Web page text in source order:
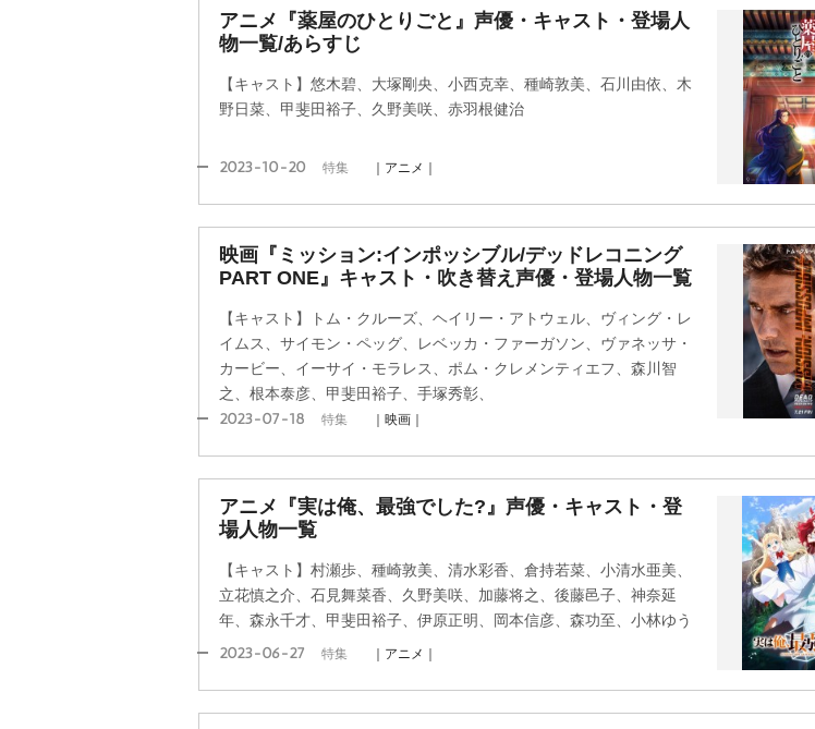
アニメ『薬屋のひとりごと』声優・キャスト・登場人
物一覧/あらすじ
【キャスト】悠木碧、大塚剛央、小西克幸、種崎敦美、石川由依、木
野日菜、甲斐田裕子、久野美咲、赤羽根健治
2023-10-20 特集 ｜アニメ｜
映画『ミッション:インポッシブル/デッドレコニング
PART ONE』キャスト・吹き替え声優・登場人物一覧
【キャスト】トム・クルーズ、ヘイリー・アトウェル、ヴィング・レ
イムス、サイモン・ペッグ、レベッカ・ファーガソン、ヴァネッサ・
カービー、イーサイ・モラレス、ポム・クレメンティエフ、森川智
之、根本泰彦、甲斐田裕子、手塚秀彰、
2023-07-18 特集 ｜映画｜
アニメ『実は俺、最強でした?』声優・キャスト・登
場人物一覧
【キャスト】村瀬歩、種崎敦美、清水彩香、倉持若菜、小清水亜美、
立花慎之介、石見舞菜香、久野美咲、加藤将之、後藤邑子、神奈延
年、森永千才、甲斐田裕子、伊原正明、岡本信彦、森功至、小林ゆう
2023-06-27 特集 ｜アニメ｜